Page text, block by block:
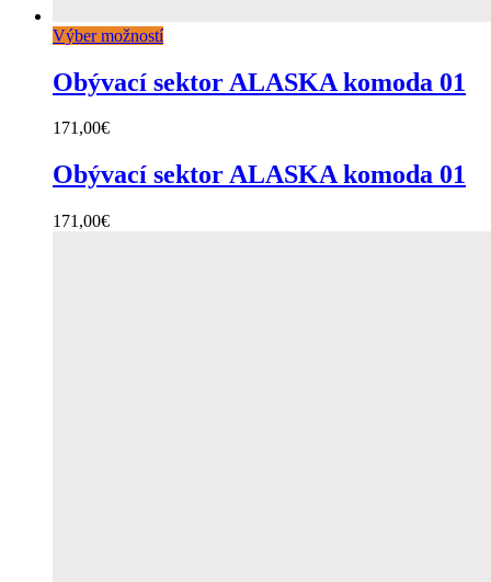
Výber možností
Obývací sektor ALASKA komoda 01
171,00€
Obývací sektor ALASKA komoda 01
171,00€